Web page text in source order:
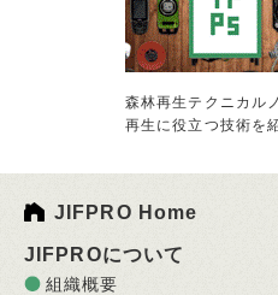
森林再生テクニカル
再生に役立つ技術を
JIFPRO Home
JIFPROについて
組織概要